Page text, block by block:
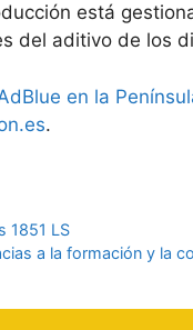
está
del aditivo de los
en la
.
1851 LS
a la formación y la